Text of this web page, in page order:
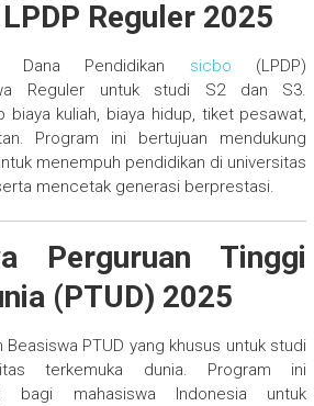
Reguler 2025
Dana Pendidikan sicbo (LPDP)
Reguler untuk studi S2 dan S3.
biaya kuliah, biaya hidup, tiket pesawat,
Program ini bertujuan mendukung
menempuh pendidikan di universitas
mencetak generasi berprestasi.
Perguruan Tinggi
(PTUD) 2025
Beasiswa PTUD yang khusus untuk studi
terkemuka dunia. Program ini
bagi mahasiswa Indonesia untuk